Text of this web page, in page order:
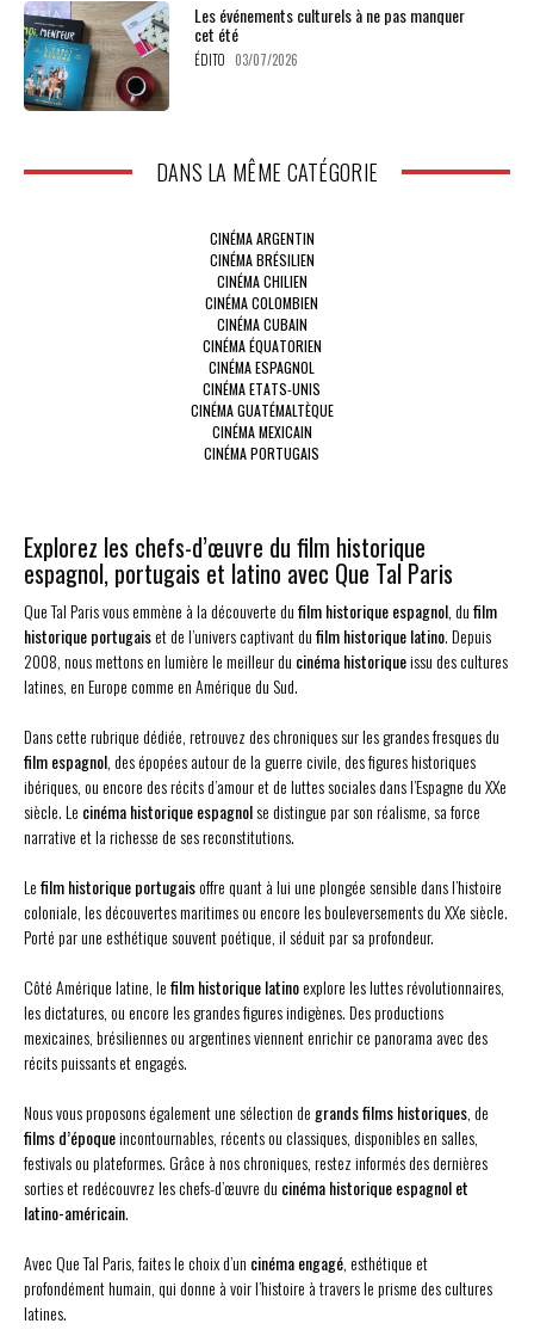
Les événements culturels à ne pas manquer
cet été
ÉDITO 03/07/2026
DANS LA MÊME CATÉGORIE
CINÉMA ARGENTIN
CINÉMA BRÉSILIEN
CINÉMA CHILIEN
CINÉMA COLOMBIEN
CINÉMA CUBAIN
CINÉMA ÉQUATORIEN
CINÉMA ESPAGNOL
CINÉMA ETATS-UNIS
CINÉMA GUATÉMALTÈQUE
CINÉMA MEXICAIN
CINÉMA PORTUGAIS
Explorez les chefs-d’œuvre du film historique
espagnol, portugais et latino avec Que Tal Paris
Que Tal Paris vous emmène à la découverte dufilm historique espagnol, dufilm
historique portugaiset de l’univers captivant dufilm historique latino. Depuis
2008, nous mettons en lumière le meilleur du cinéma historiqueissu des cultures
latines, en Europe comme en Amérique du Sud.
Dans cette rubrique dédiée, retrouvez des chroniques sur les grandes fresques du
film espagnol, des épopées autour de la guerre civile, des figures historiques
ibériques, ou encore des récits d’amour et de luttes sociales dans l’Espagne du XXe
siècle. Le cinéma historique espagnolse distingue par son réalisme, sa force
narrative et la richesse de ses reconstitutions.
Lefilm historique portugaisoffre quant à lui une plongée sensible dans l’histoire
coloniale, les découvertes maritimes ou encore les bouleversements du XXe siècle.
Porté par une esthétique souvent poétique, il séduit par sa profondeur.
Côté Amérique latine, lefilm historique latinoexplore les luttes révolutionnaires,
les dictatures, ou encore les grandes figures indigènes. Des productions
mexicaines, brésiliennes ou argentines viennent enrichir ce panorama avec des
récits puissants et engagés.
Nous vous proposons également une sélection de grands films historiques, de
films d’époqueincontournables, récents ou classiques, disponibles en salles,
festivals ou plateformes. Grâce à nos chroniques, restez informés des dernières
sorties et redécouvrez les chefs-d’œuvre du cinéma historique espagnol et
latino-américain.
Avec Que Tal Paris, faites le choix d’un cinéma engagé, esthétique et
profondément humain, qui donne à voir l’histoire à travers le prisme des cultures
latines.